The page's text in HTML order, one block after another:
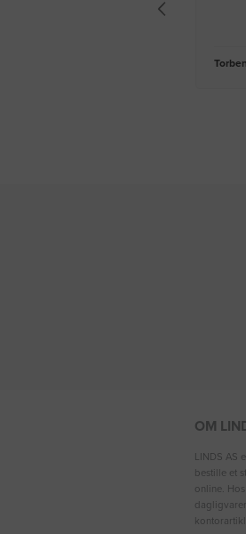
Torben
OM
LINDS AS
bestille et
online.